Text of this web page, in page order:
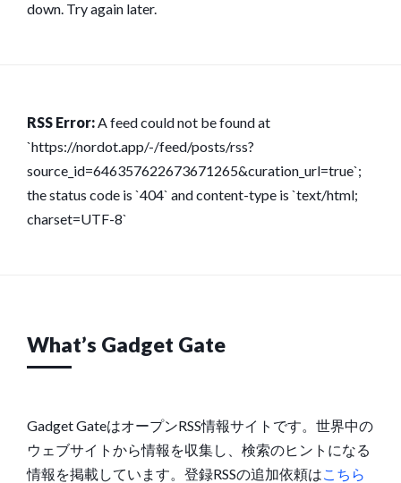
down. Try again later.
RSS Error:A feed could not be found at
`https://nordot.app/-/feed/posts/rss?
source_id=646357622673671265&curation_url=true`;
the status code is `404` and content-type is `text/html;
charset=UTF-8`
What’s Gadget Gate
Gadget GateはオープンRSS情報サイトです。世界中の
ウェブサイトから情報を収集し、検索のヒントになる
情報を掲載しています。登録RSSの追加依頼は こちら